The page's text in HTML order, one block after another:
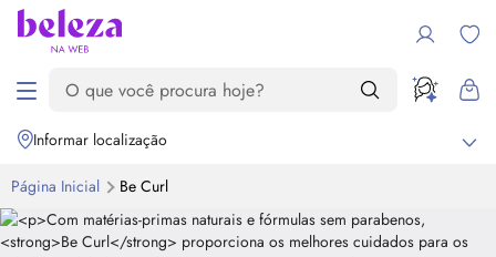
Informar localização
Página Inicial Be Curl